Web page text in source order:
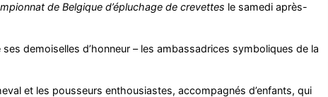
de Belgique d’épluchage de crevettes le samedi après-
ses demoiselles d’honneur – les ambassadrices symboliques de la
et les pousseurs enthousiastes, accompagnés d’enfants, qui